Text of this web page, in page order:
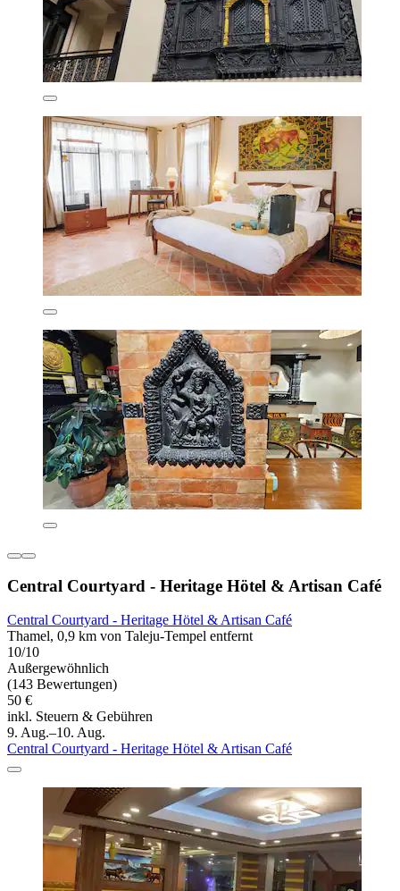
Central Courtyard - Heritage Hötel & Artisan Café
Central Courtyard - Heritage Hötel & Artisan Café
Thamel, 0,9 km von Taleju-Tempel entfernt
10/10
Außergewöhnlich
(143 Bewertungen)
50 €
inkl. Steuern & Gebühren
9. Aug.–10. Aug.
Central Courtyard - Heritage Hötel & Artisan Café